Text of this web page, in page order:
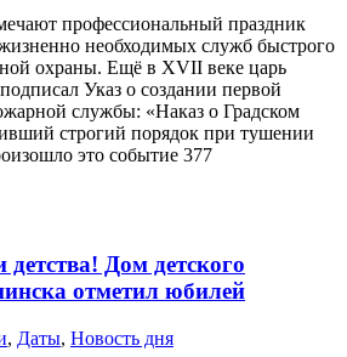
профессиональный праздник
необходимых служб быстрого
охраны. Ещё в XVII веке царь
Указ о создании первой
службы: «Наказ о Градском
строгий порядок при тушении
это событие 377
детства! Дом детского
отметил юбилей
, Даты, Новость дня